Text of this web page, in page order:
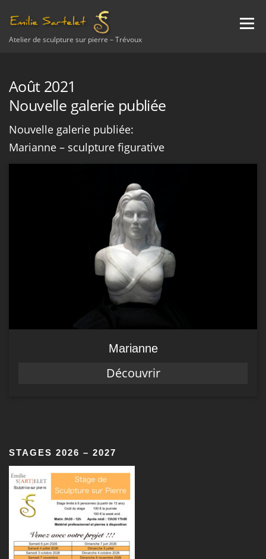
contenu
Atelier de sculpture sur pierre – Trévoux
Menu
RESTAURATION ENSEIGNEMENT
Août 2021
Nouvelle galerie publiée
Nouvelle galerie publiée:
Marianne – sculpture figurative
Marianne
Découvrir
STAGES 2026 – 2027